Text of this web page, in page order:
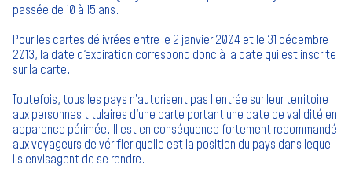
passée de 10 à 15 ans.
Pour les cartes délivrées entre le 2 janvier 2004 et le 31 décembre
2013, la date d'expiration correspond donc à la date qui est inscrite
sur la carte.
Toutefois, tous les pays n’autorisent pas l’entrée sur leur territoire
aux personnes titulaires d'une carte portant une date de validité en
apparence périmée. Il est en conséquence fortement recommandé
aux voyageurs de vérifier quelle est la position du pays dans lequel
ils envisagent de se rendre.